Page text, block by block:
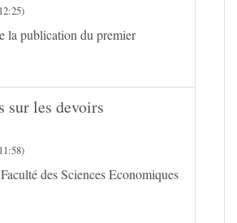
la publication du premier
sur les devoirs
des Sciences Economiques